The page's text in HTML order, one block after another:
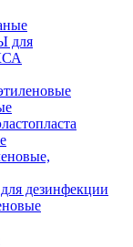
для
дезинфекции